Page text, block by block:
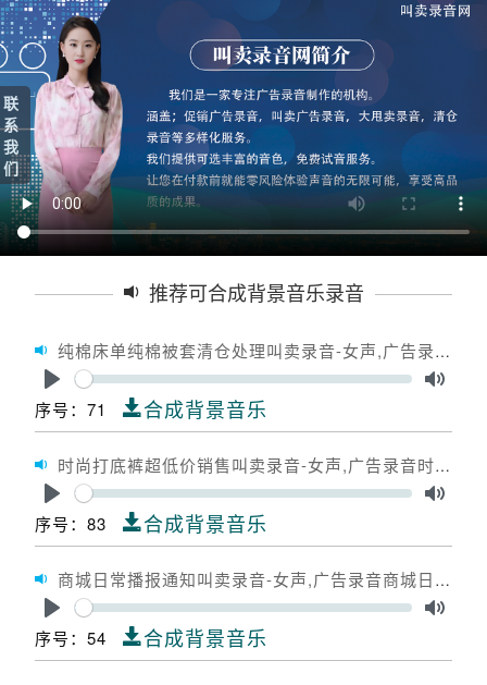
推荐可合成背景音乐录音
纯棉床单纯棉被套清仓处理叫卖录音-女声,广告录音纯棉床单纯棉被套清仓处理,广告配音纯棉床单纯棉被套清仓处理
Seek
序号：71 合成背景音乐
时尚打底裤超低价销售叫卖录音-女声,广告录音时尚打底裤超低价销售,广告配音时尚打底裤超低价销售
Seek
序号：83 合成背景音乐
商城日常播报通知叫卖录音-女声,广告录音商城日常播报通知,广告配音商城日常播报通知
Seek
序号：54 合成背景音乐
联
系
我
们